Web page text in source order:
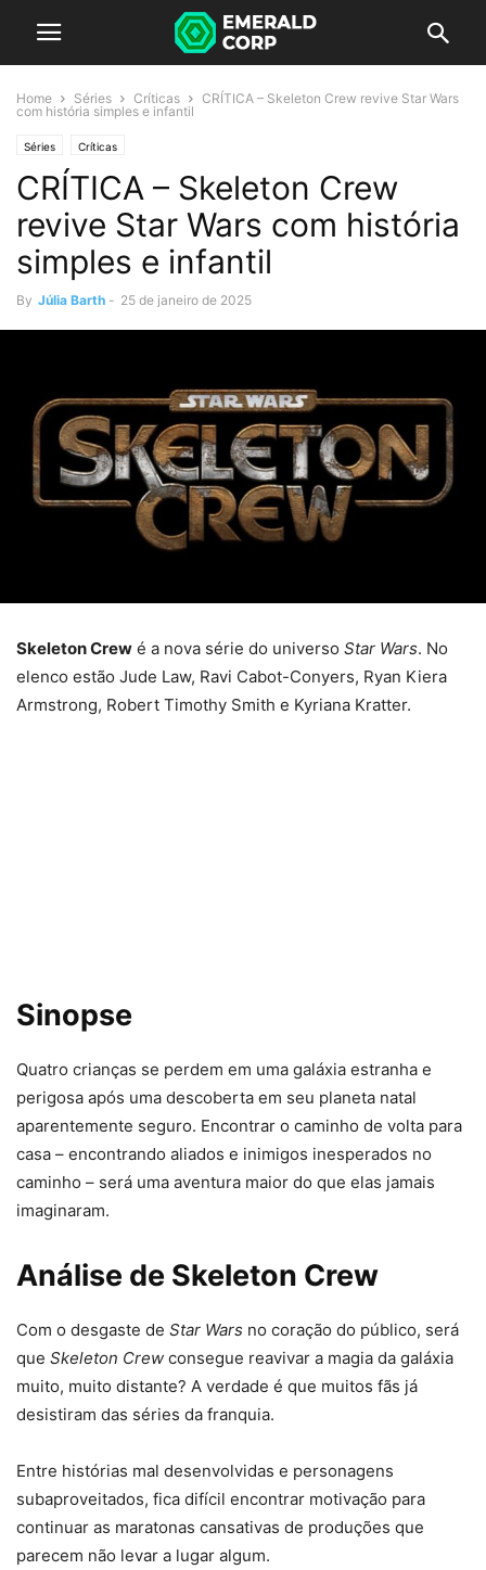
Home Séries Críticas
CRÍTICA – Skeleton Crew revive Star Wars
com história simples e infantil
Séries Críticas
CRÍTICA – Skeleton Crew
revive Star Wars com história
simples e infantil
By Júlia Barth - 25 de janeiro de 2025
Skeleton Crew é a nova série do universo Star Wars. No
elenco estão Jude Law, Ravi Cabot-Conyers, Ryan Kiera
Armstrong, Robert Timothy Smith e Kyriana Kratter.
Sinopse
Quatro crianças se perdem em uma galáxia estranha e
perigosa após uma descoberta em seu planeta natal
aparentemente seguro. Encontrar o caminho de volta para
casa – encontrando aliados e inimigos inesperados no
caminho – será uma aventura maior do que elas jamais
imaginaram.
Análise de Skeleton Crew
Com o desgaste de Star Wars no coração do público, será
que Skeleton Crew consegue reavivar a magia da galáxia
muito, muito distante? A verdade é que muitos fãs já
desistiram das séries da franquia.
Entre histórias mal desenvolvidas e personagens
subaproveitados, fica difícil encontrar motivação para
continuar as maratonas cansativas de produções que
parecem não levar a lugar algum.